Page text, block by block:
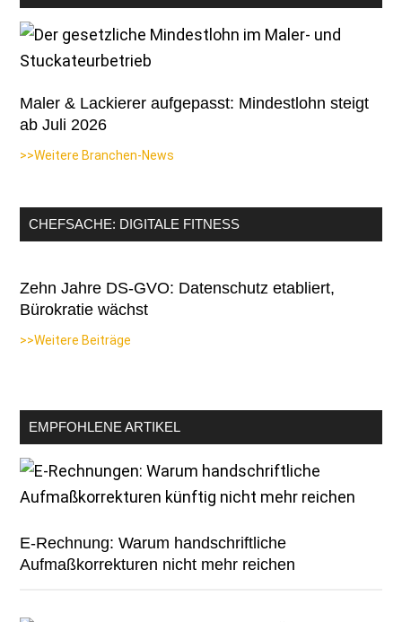
Maler & Lackierer aufgepasst: Mindestlohn steigt
ab Juli 2026
>>Weitere Branchen-News
CHEFSACHE: DIGITALE FITNESS
Zehn Jahre DS-GVO: Datenschutz etabliert,
Bürokratie wächst
>>Weitere Beiträge
EMPFOHLENE ARTIKEL
E-Rechnung: Warum handschriftliche
Aufmaßkorrekturen nicht mehr reichen